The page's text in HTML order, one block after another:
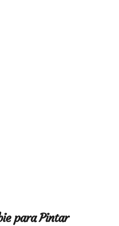
para Pintar